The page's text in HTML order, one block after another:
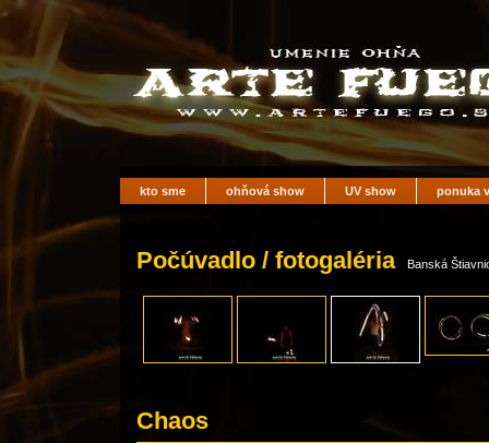
kto sme ohňová show UV show ponuka
Počúvadlo / fotogaléria Banská
Chaos